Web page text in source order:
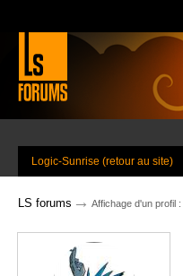
Logic-Sunrise (retour au site)
LS forums → Affichage d'un profil